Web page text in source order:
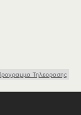
Τηλεορασης